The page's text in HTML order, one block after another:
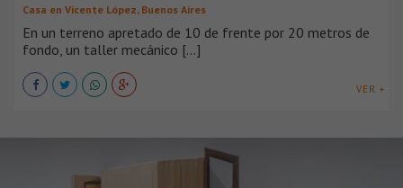
Casa en Vicente López, Buenos Aires
En un terreno apretado de 10 de frente por 20 metros de
fondo, un taller mecánico [...]
VER +